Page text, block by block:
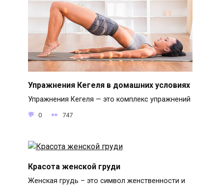
Упражнения Кегеля в домашних условиях
Упражнения Кегеля — это комплекс упражнений
0 747
Красота женской груди
Женская грудь – это символ женственности и